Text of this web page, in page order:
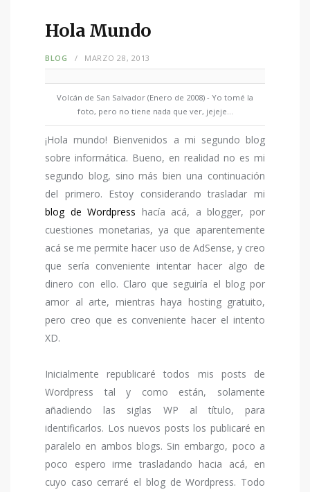
Hola Mundo
BLOG MARZO 28, 2013
Volcán de San Salvador (Enero de 2008) - Yo tomé la
foto, pero no tiene nada que ver, jejeje...
¡Hola mundo! Bienvenidos a mi segundo blog
sobre informática. Bueno, en realidad no es mi
segundo blog, sino más bien una continuación
del primero. Estoy considerando trasladar mi
blog de Wordpress hacía acá, a blogger, por
cuestiones monetarias, ya que aparentemente
acá se me permite hacer uso de AdSense, y creo
que sería conveniente intentar hacer algo de
dinero con ello. Claro que seguiría el blog por
amor al arte, mientras haya hosting gratuito,
pero creo que es conveniente hacer el intento
XD.
Inicialmente republicaré todos mis posts de
Wordpress tal y como están, solamente
añadiendo las siglas WP al título, para
identificarlos. Los nuevos posts los publicaré en
paralelo en ambos blogs. Sin embargo, poco a
poco espero irme trasladando hacia acá, en
cuyo caso cerraré el blog de Wordpress. Todo